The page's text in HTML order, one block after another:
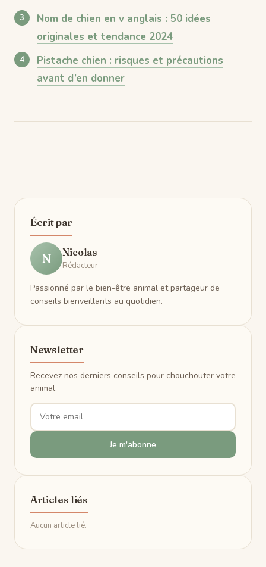
Nom de chien en v anglais : 50 idées
originales et tendance 2024
Pistache chien : risques et précautions
avant d’en donner
Écrit par
N Nicolas
Rédacteur
Passionné par le bien-être animal et partageur de
conseils bienveillants au quotidien.
Newsletter
Recevez nos derniers conseils pour chouchouter votre
animal.
Je m'abonne
Articles liés
Aucun article lié.